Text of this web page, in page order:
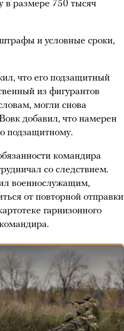
в размере 750 тысяч
и условные сроки,
что его подзащитный
из фигурантов
могли снова
добавил, что намерен
подзащитному.
командира
со следствием.
военнослужащим,
от повторной отправки
гарнизонного